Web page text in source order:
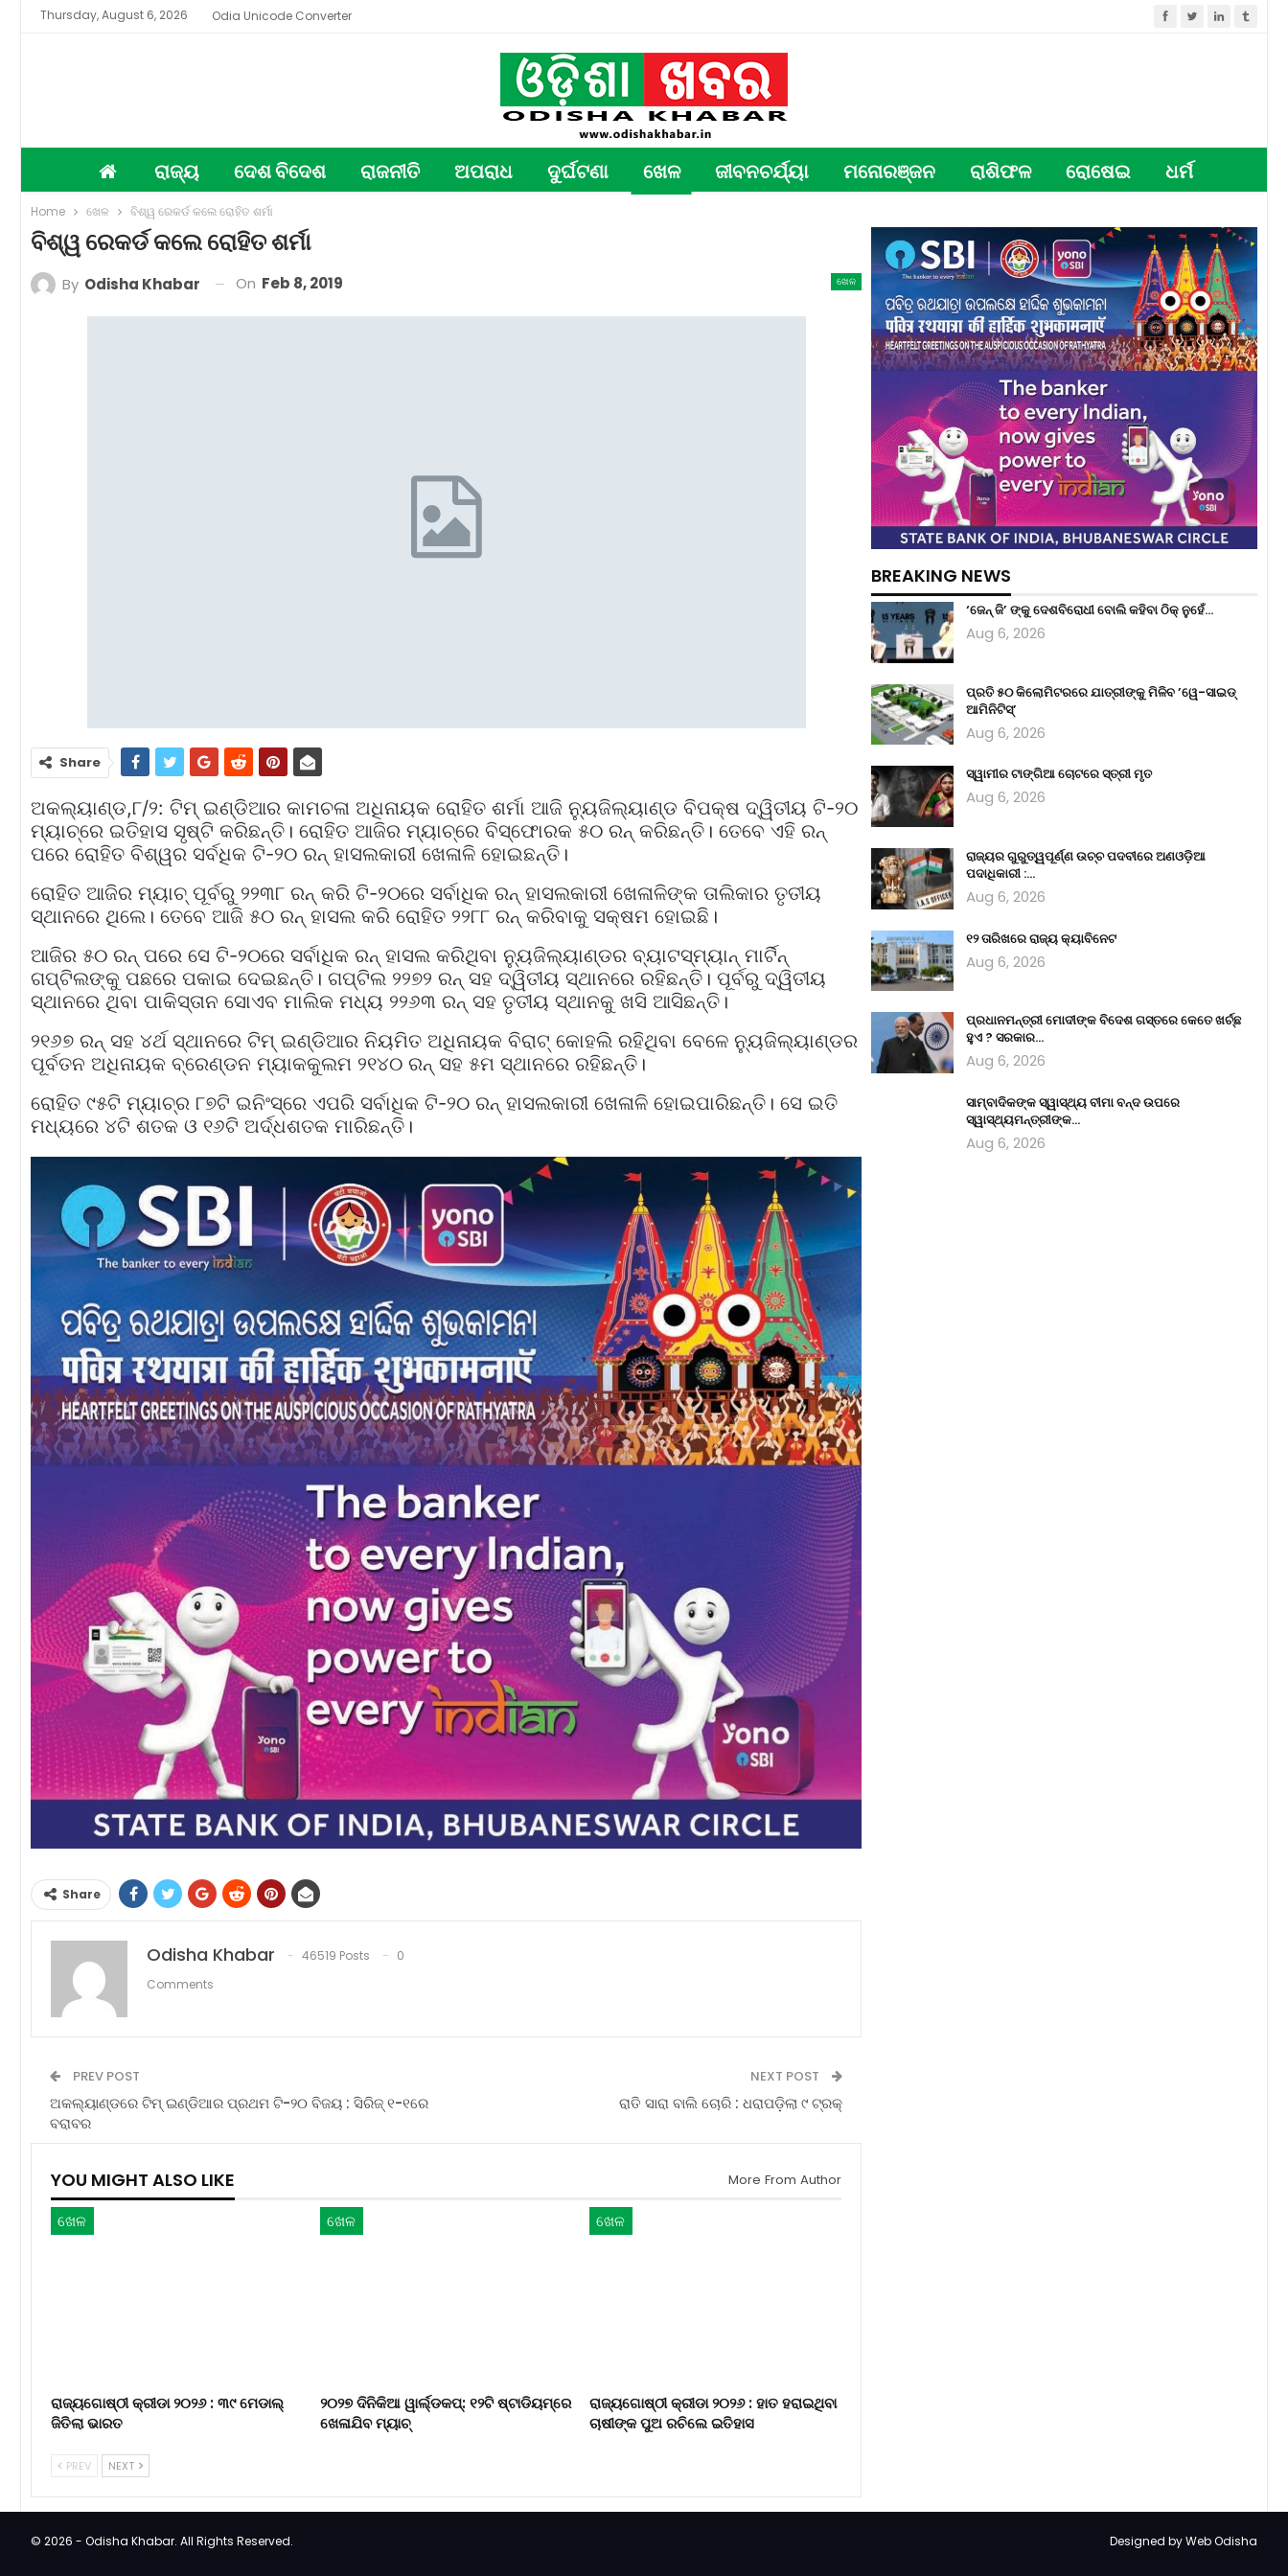
Thursday, August 6, 2026 Odia Unicode Converter
ରାଜ୍ୟ ଦେଶ ବିଦେଶ ରାଜନୀତି ଅପରାଧ ଦୁର୍ଘଟଣା ଖେଳ ଜୀବନଚର୍ଯ୍ୟା ମନୋରଞ୍ଜନ ରାଶିଫଳ ରୋଷେଇ ଧର୍ମ
Home ଖେଳ ବିଶ୍ୱ ରେକର୍ଡ କଲେ ରୋହିତ ଶର୍ମା
ବିଶ୍ୱ ରେକର୍ଡ କଲେ ରୋହିତ ଶର୍ମା
ଖେଳ
By Odisha Khabar On Feb 8, 2019
Share
ଅକଲ୍ୟାଣ୍ଡ,୮/୨: ଟିମ୍‌ ଇଣ୍ଡିଆର କାମଚଳା ଅଧିନାୟକ ରୋହିତ ଶର୍ମା ଆଜି ନ୍ୟୁଜିଲ୍ୟାଣ୍ଡ ବିପକ୍ଷ ଦ୍ୱିତୀୟ ଟି-୨୦
ମ୍ୟାଚ୍‌ରେ ଇତିହାସ ସୃଷ୍ଟି କରିଛନ୍ତି। ରୋହିତ ଆଜିର ମ୍ୟାଚ୍‌ରେ ବିସ୍ଫୋରକ ୫୦ ରନ୍‌ କରିଛନ୍ତି। ତେବେ ଏହି ରନ୍‌
ପରେ ରୋହିତ ବିଶ୍ୱର ସର୍ବଧିକ ଟି-୨୦ ରନ୍‌ ହାସଲକାରୀ ଖେଳାଳି ହୋଇଛନ୍ତି।
ରୋହିତ ଆଜିର ମ୍ୟାଚ୍‌ ପୂର୍ବରୁ ୨୨୩୮ ରନ୍‌ କରି ଟି-୨୦ରେ ସର୍ବାଧିକ ରନ୍‌ ହାସଲକାରୀ ଖେଳାଳିଙ୍କ ତାଲିକାର ତୃତୀୟ
ସ୍ଥାନରେ ଥିଲେ। ତେବେ ଆଜି ୫୦ ରନ୍‌ ହାସଲ କରି ରୋହିତ ୨୨୮୮ ରନ୍‌ କରିବାକୁ ସକ୍ଷମ ହୋଇଛି।
ଆଜିର ୫୦ ରନ୍‌ ପରେ ସେ ଟି-୨୦ରେ ସର୍ବାଧିକ ରନ୍‌ ହାସଲ କରିଥିବା ନ୍ୟୁଜିଲ୍ୟାଣ୍ଡର ବ୍ୟାଟସ୍‌ମ୍ୟାନ୍‌ ମାର୍ଟିନ୍‌
ଗପ୍ଟିଲଙ୍କୁ ପଛରେ ପକାଇ ଦେଇଛନ୍ତି। ଗପ୍ଟିଲ ୨୨୭୨ ରନ୍‌ ସହ ଦ୍ୱିତୀୟ ସ୍ଥାନରେ ରହିଛନ୍ତି। ପୂର୍ବରୁ ଦ୍ୱିତୀୟ
ସ୍ଥାନରେ ଥିବା ପାକିସ୍ତାନ ସୋଏବ ମାଲିକ ମଧ୍ୟ ୨୨୬୩ ରନ୍‌ ସହ ତୃତୀୟ ସ୍ଥାନକୁ ଖସି ଆସିଛନ୍ତି।
୨୧୬୭ ରନ୍‌ ସହ ୪ର୍ଥ ସ୍ଥାନରେ ଟିମ୍‌ ଇଣ୍ଡିଆର ନିୟମିତ ଅଧିନାୟକ ବିରାଟ୍‌ କୋହଲି ରହିଥିବା ବେଳେ ନ୍ୟୁଜିଲ୍ୟାଣ୍ଡର
ପୂର୍ବତନ ଅଧିନାୟକ ବ୍ରେଣ୍ଡନ ମ୍ୟାକକୁଲମ ୨୧୪୦ ରନ୍‌ ସହ ୫ମ ସ୍ଥାନରେ ରହିଛନ୍ତି।
ରୋହିତ ୯୫ଟି ମ୍ୟାଚ୍‌ର ୮୭ଟି ଇନିଂସ୍‌ରେ ଏପରି ସର୍ବାଧିକ ଟି-୨୦ ରନ୍‌ ହାସଲକାରୀ ଖେଳାଳି ହୋଇପାରିଛନ୍ତି। ସେ ଇତି
ମଧ୍ୟରେ ୪ଟି ଶତକ ଓ ୧୬ଟି ଅର୍ଦ୍ଧଶତକ ମାରିଛନ୍ତି।
Share
Odisha Khabar 46519 Posts
0
Comments
PREV POST
ଅକଲ୍ୟାଣ୍ଡରେ ଟିମ୍‌ ଇଣ୍ଡିଆର ପ୍ରଥମ ଟି-୨୦ ବିଜୟ : ସିରିଜ୍‌ ୧-୧ରେ
ବରାବର
NEXT POST
ରାତି ସାରା ବାଲି ଚୋରି : ଧରାପଡ଼ିଲା ୯ ଟ୍ରକ୍‌
YOU MIGHT ALSO LIKE More From Author
ଖେଳ
ରାଜ୍ୟଗୋଷ୍ଠୀ କ୍ରୀଡା ୨୦୨୬ : ୩୯ ମେଡାଲ୍
ଜିତିଲା ଭାରତ
ଖେଳ
୨୦୨୭ ଦିନିକିଆ ୱାର୍ଲ୍ଡକପ୍‌: ୧୨ଟି ଷ୍ଟାଡିୟମ୍‌ରେ
ଖେଳାଯିବ ମ୍ୟାଚ୍‌
ଖେଳ
ରାଜ୍ୟଗୋଷ୍ଠୀ କ୍ରୀଡା ୨୦୨୬ : ହାତ ହରାଇଥିବା
ଚାଷୀଙ୍କ ପୁଅ ରଚିଲେ ଇତିହାସ
PREV NEXT
BREAKING NEWS
‘ଜେନ୍‌ ଜି’ ଙ୍କୁ ଦେଶବିରୋଧୀ ବୋଲି କହିବା ଠିକ୍ ନୁହେଁ…
Aug 6, 2026
ପ୍ରତି ୫୦ କିଲୋମିଟରରେ ଯାତ୍ରୀଙ୍କୁ ମିଳିବ ’ୱେ-ସାଇଡ୍‌
ଆମିନିଟିସ୍‌’
Aug 6, 2026
ସ୍ୱାମୀର ଟାଙ୍ଗିଆ ଚୋଟରେ ସ୍ତ୍ରୀ ମୃତ
Aug 6, 2026
ରାଜ୍ୟର ଗୁରୁତ୍ୱପୂର୍ଣ୍ଣ ଉଚ୍ଚ ପଦବୀରେ ଅଣଓଡ଼ିଆ
ପଦାଧିକାରୀ :…
Aug 6, 2026
୧୨ ତାରିଖରେ ରାଜ୍ୟ କ୍ୟାବିନେଟ
Aug 6, 2026
ପ୍ରଧାନମନ୍ତ୍ରୀ ମୋଦୀଙ୍କ ବିଦେଶ ଗସ୍ତରେ କେତେ ଖର୍ଚ୍ଛ
ହୁଏ ? ସରକାର…
Aug 6, 2026
ସାମ୍ବାଦିକଙ୍କ ସ୍ୱାସ୍ଥ୍ୟ ବୀମା ବନ୍ଦ ଉପରେ
ସ୍ୱାସ୍ଥ୍ୟମନ୍ତ୍ରୀଙ୍କ…
Aug 6, 2026
© 2026 - Odisha Khabar. All Rights Reserved. Designed byWeb Odisha